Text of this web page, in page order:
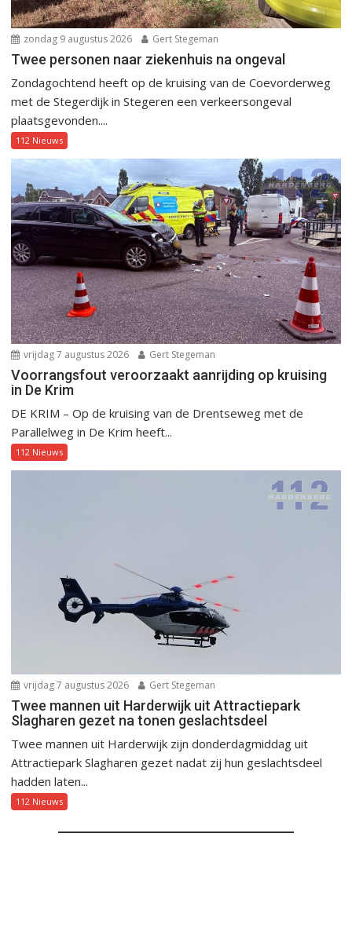
zondag 9 augustus 2026 Gert Stegeman
Twee personen naar ziekenhuis na ongeval
Zondagochtend heeft op de kruising van de Coevorderweg
met de Stegerdijk in Stegeren een verkeersongeval
plaatsgevonden....
112 Nieuws
vrijdag 7 augustus 2026 Gert Stegeman
Voorrangsfout veroorzaakt aanrijding op kruising
in De Krim
DE KRIM – Op de kruising van de Drentseweg met de
Parallelweg in De Krim heeft...
112 Nieuws
vrijdag 7 augustus 2026 Gert Stegeman
Twee mannen uit Harderwijk uit Attractiepark
Slagharen gezet na tonen geslachtsdeel
Twee mannen uit Harderwijk zijn donderdagmiddag uit
Attractiepark Slagharen gezet nadat zij hun geslachtsdeel
hadden laten...
112 Nieuws